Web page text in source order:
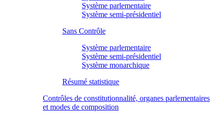
Système parlementaire
Système semi-présidentiel
Sans Contrôle
Système parlementaire
Système semi-présidentiel
Système monarchique
Résumé statistique
Contrôles de constitutionnalité, organes parlementaires
et modes de composition